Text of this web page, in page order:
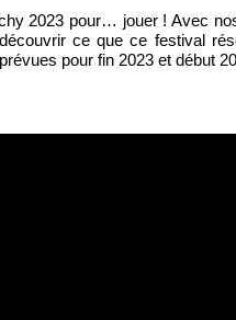
2023 pour… jouer ! Avec
ce que ce festival
pour fin 2023 et début